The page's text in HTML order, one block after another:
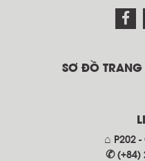
SƠ ĐỒ TRANG
⌂ P202 -
✆ (+84)